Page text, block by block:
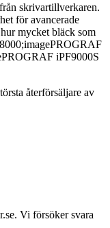
skrivartillverkaren.
för avancerade
mycket bläck som
iPF9000S
återförsäljare av
Vi försöker svara